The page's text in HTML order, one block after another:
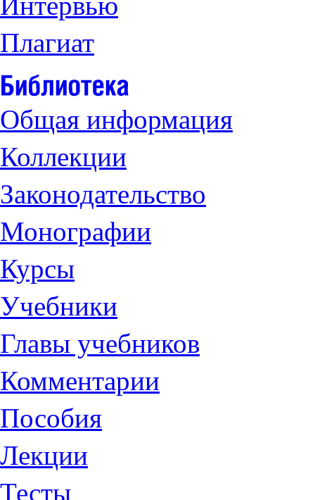
Плагиат
Общая информация
Коллекции
Законодательство
Монографии
Курсы
Учебники
Главы учебников
Комментарии
Пособия
Лекции
Тесты